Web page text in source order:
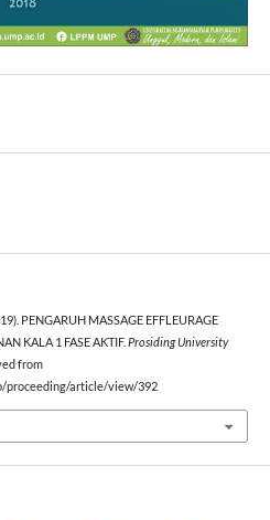
PENGARUH MASSAGE EFFLEURAGE
KALA 1 FASE AKTIF. Prosiding University
from
proceeding/article/view/392